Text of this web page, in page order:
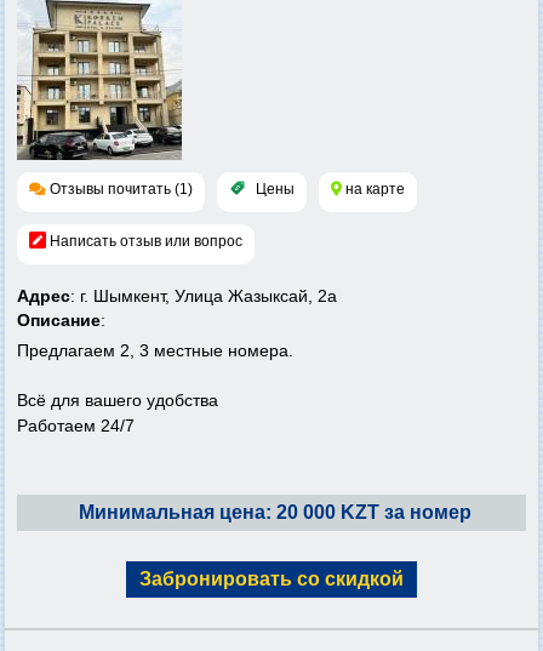
Отзывы почитать (1) Цены на карте
Написать отзыв или вопрос
Адрес: г. Шымкент, ​Улица Жазыксай, 2а
Описание:
Предлагаем 2, 3 местные номера.
Всё для вашего удобства
Работаем 24/7
Минимальная цена: 20 000 KZT за номер
Забронировать со скидкой